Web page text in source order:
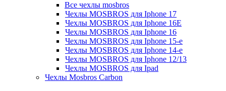
Все чехлы mosbros
Чехлы MOSBROS для Iphone 17
Чехлы MOSBROS для Iphone 16E
Чехлы MOSBROS для Iphone 16
Чехлы MOSBROS для Iphone 15-е
Чехлы MOSBROS для Iphone 14-е
Чехлы MOSBROS для Iphone 12/13
Чехлы MOSBROS для Ipad
Чехлы Mosbros Carbon